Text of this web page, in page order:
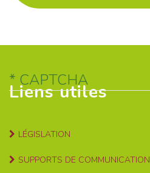
Liens utiles
LÉGISLATION
SUPPORTS DE COMMUNICATION
CAPTCHA